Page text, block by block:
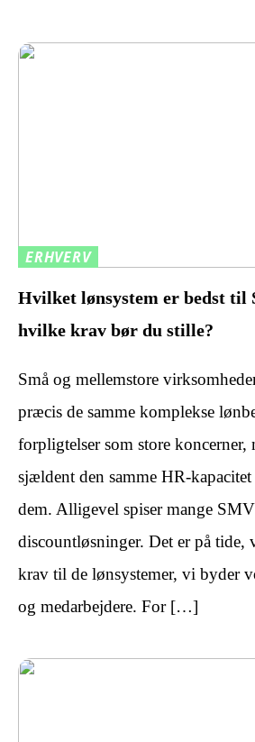
ERHVERV
Hvilket lønsystem er bedst til
hvilke krav bør du stille?
Små og mellemstore
præcis de samme komplekse
forpligtelser som store koncerner,
sjældent den samme HR-
dem. Alligevel spiser mange
discountløsninger. Det er på tide,
krav til de lønsystemer, vi byder
og medarbejdere. For […]